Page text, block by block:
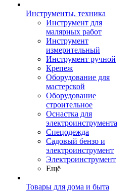
Инструменты, техника
Инструмент для
малярных работ
Инструмент
измерительный
Инструмент ручной
Крепеж
Оборудование для
мастерской
Оборудование
строительное
Оснастка для
электроинструмента
Спецодежда
Садовый бензо и
электроинструмент
Электроинструмент
Ещё
Товары для дома и быта